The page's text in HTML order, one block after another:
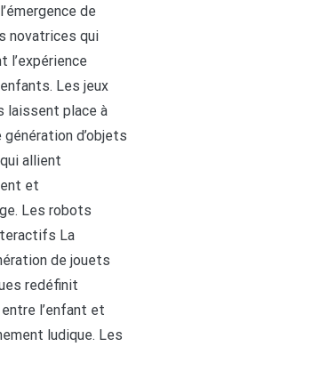
de
novatrices qui
l’expérience
Les jeux
laissent place à
génération d’objets
allient
et
Les robots
La
de jouets
redéfinit
entre l’enfant et
ludique. Les